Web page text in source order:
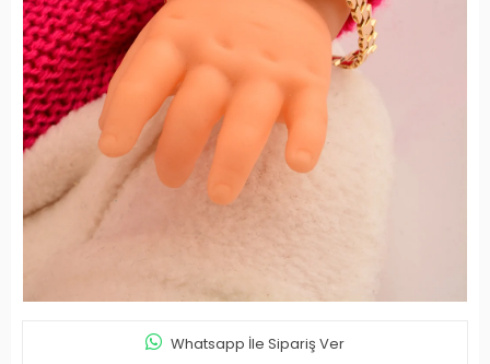
Whatsapp İle Sipariş Ver